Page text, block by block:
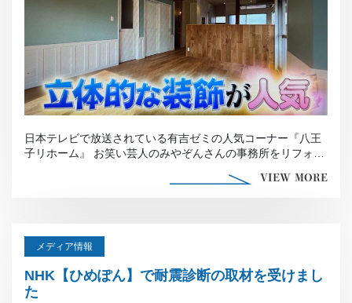
日本テレビで放送されている有吉ゼミの人気コーナー『八王
子リホーム』 お笑い芸人のみやぞんさんの事務所をリフォー
VIEW MORE
メディア情報
NHK【ひめぽん】で耐震診断の取材を受けまし
た